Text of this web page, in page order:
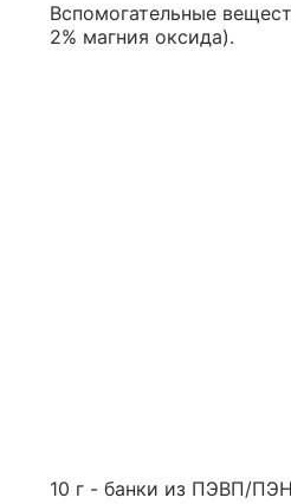
Вспомогательные
2% магния оксида).
10 г - банки из ПЭВП/